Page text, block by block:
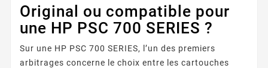
Original ou compatible pour
une HP PSC 700 SERIES ?
Sur une HP PSC 700 SERIES, l’un des premiers
arbitrages concerne le choix entre les cartouches